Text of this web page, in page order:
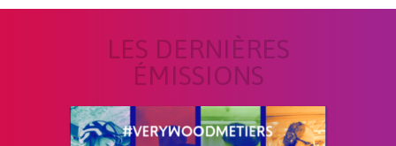
LES DERNIÈRES
ÉMISSIONS